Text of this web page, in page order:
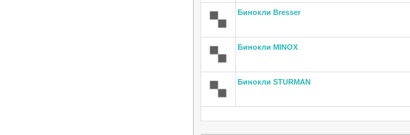
Бинокли Bresser
Бинокли MINOX
Бинокли STURMAN